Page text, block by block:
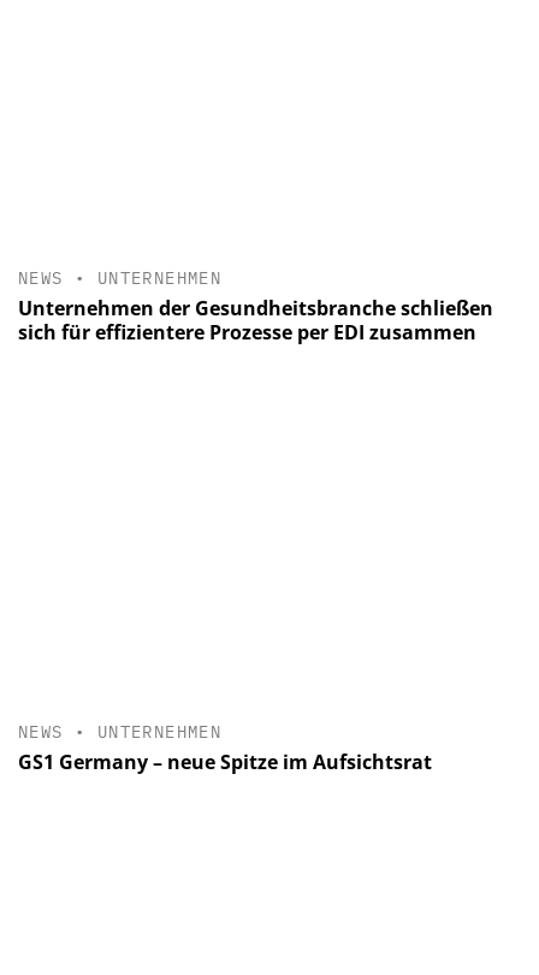
NEWS • UNTERNEHMEN
Unternehmen der Gesundheitsbranche schließen
sich für effizientere Prozesse per EDI zusammen
NEWS • UNTERNEHMEN
GS1 Germany – neue Spitze im Aufsichtsrat